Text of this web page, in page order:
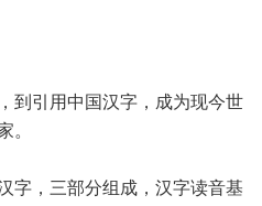
到引用中国汉字，成为现今世
。
字，三部分组成，汉字读音基